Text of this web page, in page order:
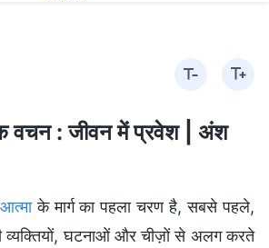
वचन : जीवन में प्रवेश | अंश
के मार्ग का पहला चरण है, सबसे पहले,
व्यक्तियों, घटनाओं और चीज़ों से अलग करते